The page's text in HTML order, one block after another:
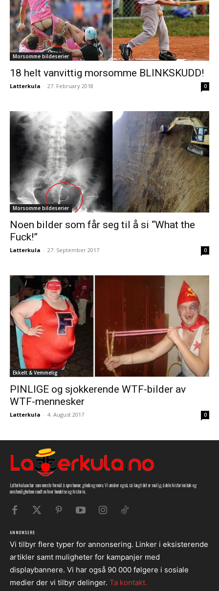
Morsomme bildeserier
18 helt vanvittig morsomme BLINKSKUDD!
Latterkula - 27. February 2018 0
Morsomme bildeserier
Noen bilder som får seg til å si “What the
Fuck!”
Latterkula - 27. September 2017 0
Ekkelt & Vemmelig
PINLIGE og sjokkerende WTF-bilder av
WTF-mennesker
Latterkula - 4. August 2017 0
Latterkula.no har som eneste formål å spre humor, glede og moro. Vi ønsker også, så langt det er mulig, å dele historien bak og
omstendighetene rundt en hver hendelse og historie.
ANNONSERE
Vi tilbyr flere typer for annonsering. Linker i eksisterende
artikler samt muligheter for kampanjer med
displaybannere. Vi har også 90 000 følgere i sosiale
medier der vi tilbyr delinger. Ta kontakt.